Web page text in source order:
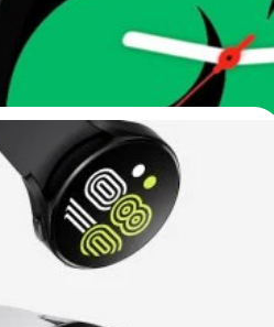
ago
Watch4 จะรองรับ
ภายในกันยายนนี้!
Watch4 จะมีระบบการตอบ
คำตอบและให้ความช่วยเหลือได้